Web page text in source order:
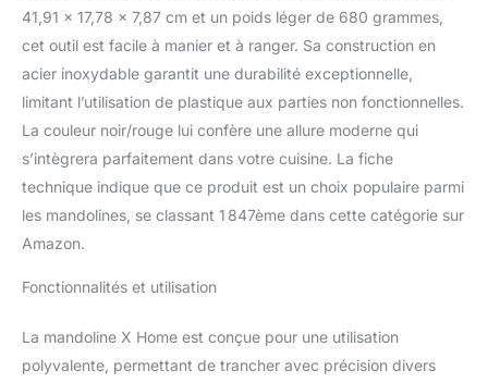
réglable qui vous permet
de trancher de 1 mm à 9
mm d'épaisseur, avec
des options de julienne
de 4,5 mm ou 9 mm. La
lame tranchante garantit
des coupes lisses et
sans colle pour vos
légumes préférés
et à la corrosion. La
conception de la lame à
41,91 x 17,78 x 7,87 cm et un poids léger de 680 grammes,
cet outil est facile à manier et à ranger. Sa construction en
acier inoxydable garantit une durabilité exceptionnelle,
limitant l’utilisation de plastique aux parties non fonctionnelles.
La couleur noir/rouge lui confère une allure moderne qui
s’intègrera parfaitement dans votre cuisine. La fiche
technique indique que ce produit est un choix populaire parmi
les mandolines, se classant 1 847ème dans cette catégorie sur
Amazon.
Fonctionnalités et utilisation
La mandoline X Home est conçue pour une utilisation
polyvalente, permettant de trancher avec précision divers